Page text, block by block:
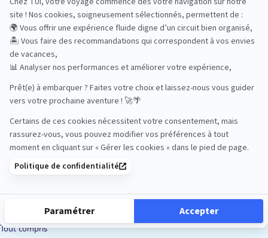
Road Trips
Sénior
Tout compris